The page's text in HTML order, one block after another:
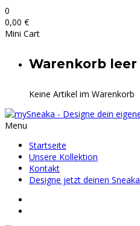
0
0,00 €
Mini Cart
Warenkorb leer
Keine Artikel im Warenkorb
Menu
Startseite
Unsere Kollektion
Kontakt
Designe jetzt deinen Sneaka